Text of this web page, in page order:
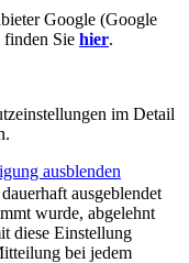
Google (Google
finden Sie hier.
im Detail
ausblenden
ausgeblendet
wurde, abgelehnt
diese Einstellung
bei jedem